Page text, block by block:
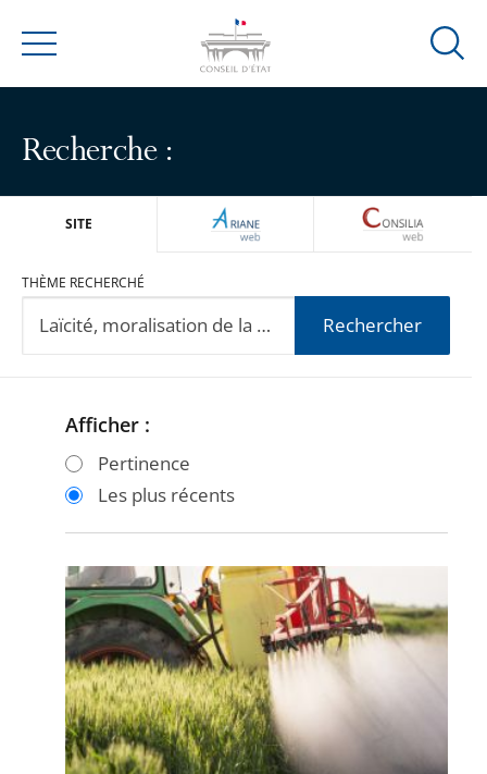
Menu
Ouvrir
Recherche :
SITE ARIANEWEB
THÈME RECHERCHÉ
Rechercher
Passer
filtres
après
Passer
filtres
avant
Afficher :
Pertinence
Les plus récents
Réglementation
de
l'usage
des
pesticides